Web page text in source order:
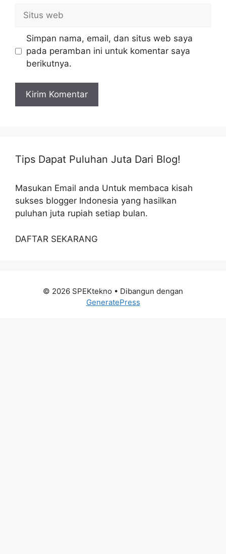
web
Simpan nama, email, dan situs web saya
pada peramban ini untuk komentar saya
berikutnya.
Tips Dapat Puluhan Juta Dari Blog!
Masukan Email anda Untuk membaca kisah
sukses blogger Indonesia yang hasilkan
puluhan juta rupiah setiap bulan.
DAFTAR SEKARANG
© 2026 SPEKtekno • Dibangun dengan
GeneratePress